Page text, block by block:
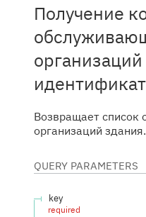
Получение
Возвращает
организаций здания.
QUERY PARAMETERS
key
required